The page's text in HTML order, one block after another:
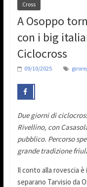
Cross
A Osoppo
con i big
Ciclocross
09/10/2025
Due giorni di
Rivellino, con
pubblico. Percorso
grande tradizione
Il conto alla rovescia
separano Tarvisio da